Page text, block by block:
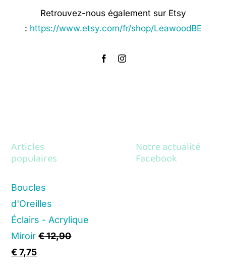
Retrouvez-nous également sur Etsy
: https://www.etsy.com/fr/shop/LeawoodBE
Articles
populaires
Boucles
d'Oreilles
Éclairs - Acrylique
Miroir €12,90
Original
€7,75Current
Notre actualité
Facebook